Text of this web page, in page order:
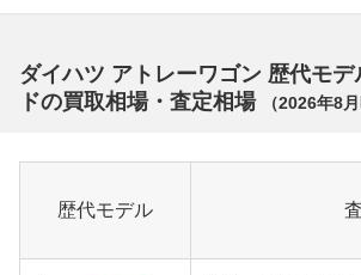
ダイハツ アトレーワゴン 歴代モ
ドの買取相場・査定相場
（2026年8月
歴代モデル